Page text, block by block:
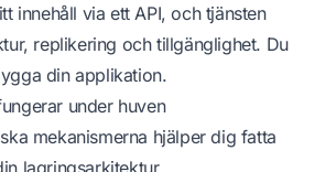
innehåll via ett API, och tjänsten
replikering och tillgänglighet. Du
din applikation.
under huven
mekanismerna hjälper dig fatta